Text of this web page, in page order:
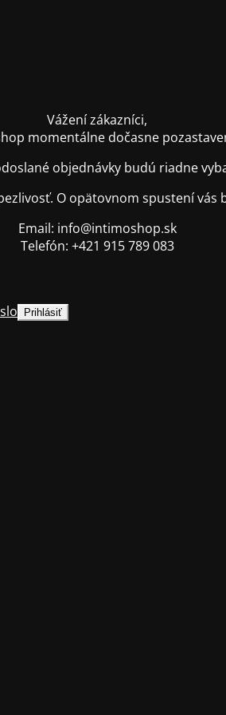
Vážení zákazníci,
momentálne dočasne
objednávky budú riadne
O opätovnom spustení vás
Email: info@intimoshop.sk
Telefón: +421 915 789 083